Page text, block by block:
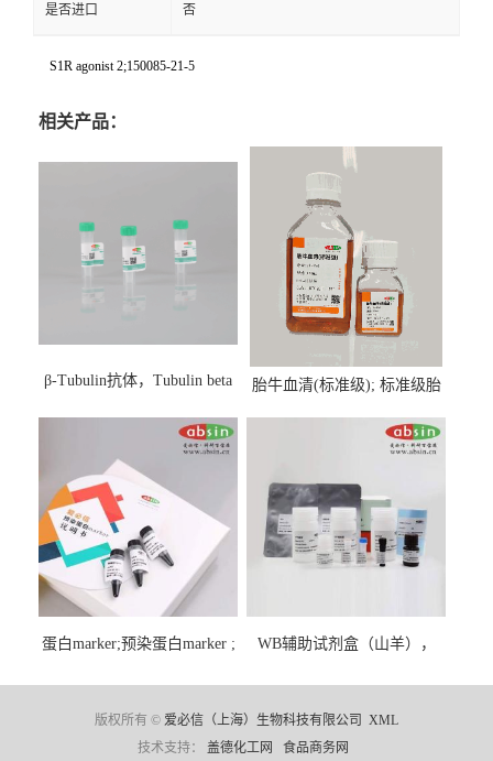
是否进口 否
S1R agonist 2;150085-21-5
相关产品：
β-Tubulin抗体，Tubulin beta
胎牛血清(标准级); 标准级胎
蛋白marker;预染蛋白marker ;
WB辅助试剂盒（山羊），
版权所有 © 爱必信（上海）生物科技有限公司 XML
技术支持： 盖德化工网 食品商务网